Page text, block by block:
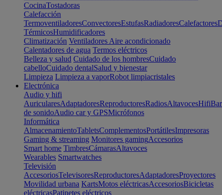
CocinaTostadoras
Calefacción
TermoventiladoresConvectoresEstufasRadiadoresCalefactores
TérmicosHumidificadores
Climatización Ventiladores Aire acondicionado
Calentadores de agua Termos eléctricos
Belleza y salud Cuidado de los hombresCuidado
cabelloCuidado dentalSalud y bienestar
Limpieza Limpieza a vaporRobot limpiacristales
Electrónica
Audio y hifi
AuricularesAdaptadoresReproductoresRadiosAltavocesHifi
de sonidoAudio car y GPSMicrófonos
Informática
AlmacenamientoTabletsComplementosPortátilesImpresoras
Gaming & streaming Monitores gamingAccesorios
Smart home TimbresCámarasAltavoces
Wearables Smartwatches
Televisión
AccesoriosTelevisoresReproductoresAdaptadoresProyectores
Movilidad urbana KartsMotos eléctricasAccesoriosBicicletas
eléctricasPatinetes eléctricos